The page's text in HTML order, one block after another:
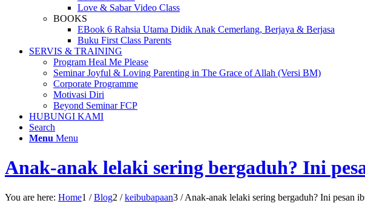
Love & Sabar Video Class
BOOKS
EBook 6 Rahsia Utama Didik Anak Cemerlang, Berjaya & Berjasa
Buku First Class Parents
SERVIS & TRAINING
Program Heal Me Please
Seminar Joyful & Loving Parenting in The Grace of Allah (Versi BM)
Corporate Programme
Motivasi Diri
Beyond Seminar FCP
HUBUNGI KAMI
Search
Menu Menu
Anak-anak lelaki sering bergaduh? Ini
You are here: Home1 / Blog2 / keibubapaan3 / Anak-anak lelaki sering bergaduh? Ini pesan